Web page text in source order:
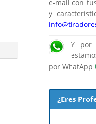
e-mail con
y
Y por
por WhatApp
¿Eres